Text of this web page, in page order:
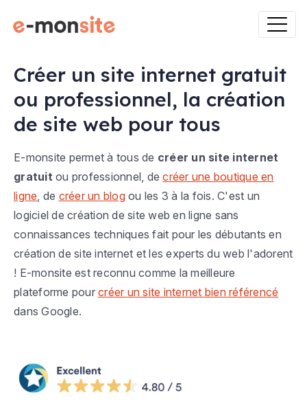
Créer un site internet gratuit
ou professionnel, la création
de site web pour tous
E-monsite permet à tous de créer un site internet
gratuit ou professionnel, decréer une boutique en
ligne , de créer un blogou les 3 à la fois. C'est un
logiciel de création de site web en ligne sans
connaissances techniques fait pour les débutants en
création de site internet et les experts du web l'adorent
! E-monsite est reconnu comme la meilleure
plateforme pour créer un site internet bien référencé
dans Google.